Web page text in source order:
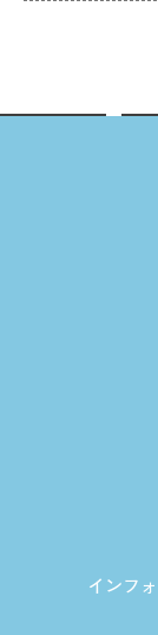
インフ